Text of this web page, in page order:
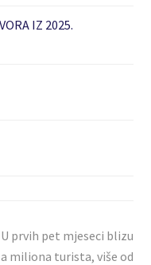
IZ 2025.
U prvih pet mjeseci blizu
miliona turista, više od